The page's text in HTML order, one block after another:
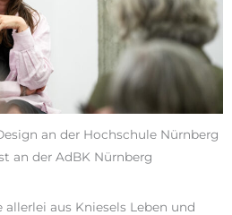
an der Hochschule Nürnberg
an der AdBK Nürnberg
aus Kniesels Leben und